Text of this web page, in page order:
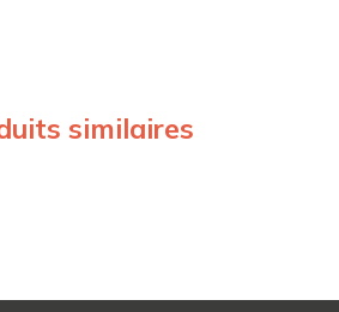
similaires